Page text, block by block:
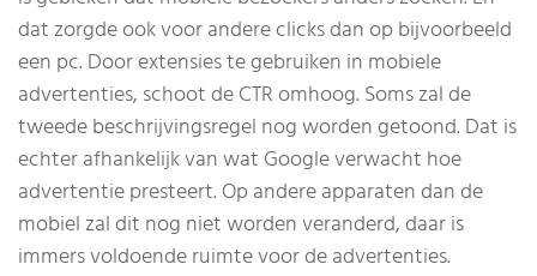
dat zorgde ook voor andere clicks dan op bijvoorbeeld
een pc. Door extensies te gebruiken in mobiele
advertenties, schoot de CTR omhoog. Soms zal de
tweede beschrijvingsregel nog worden getoond. Dat is
echter afhankelijk van wat Google verwacht hoe
advertentie presteert. Op andere apparaten dan de
mobiel zal dit nog niet worden veranderd, daar is
immers voldoende ruimte voor de advertenties.